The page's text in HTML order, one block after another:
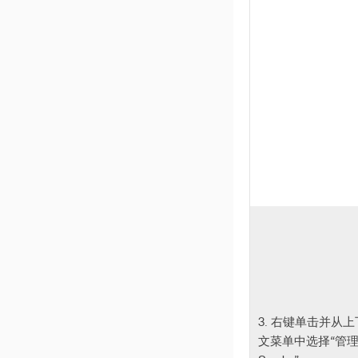
3. 右键单击并从上
文菜单中选择“管理